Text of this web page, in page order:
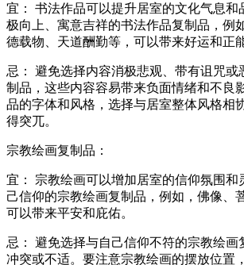
宜： 书法作品可以提升居室的文化气息和
极向上、寓意吉祥的书法作品复制品，例
德载物、天道酬勤等，可以带来好运和正
忌： 避免选择内容消极悲观、带有诅咒或
制品，这些内容容易带来负面情绪和不良
品的字体和风格，选择与居室整体风格相
得突兀。
宗教绘画复制品：
宜： 宗教绘画可以增加居室的信仰氛围和
己信仰的宗教绘画复制品，例如，佛像、
可以带来平安和庇佑。
忌： 避免选择与自己信仰不符的宗教绘画
冲突或不适。要注意宗教绘画的摆放位置